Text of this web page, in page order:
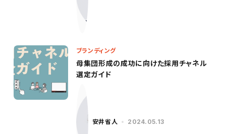
ブランディング
母集団形成の成功に向けた採用チャネル
選定ガイド
安井省人 2024.05.13